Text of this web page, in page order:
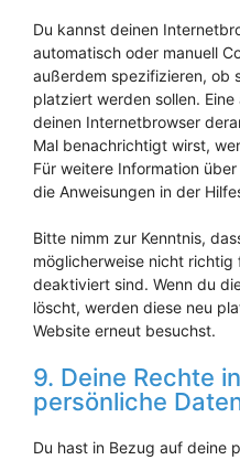
Du kannst deinen
automatisch oder manuell
außerdem spezifizieren, ob
platziert werden sollen.
deinen Internetbrowser
Mal benachrichtigt wirst,
Für weitere Information
die Anweisungen in der
Bitte nimm zur Kenntnis,
möglicherweise nicht
deaktiviert sind. Wenn du
löscht, werden diese neu
Website erneut besuchst.
9. Deine Rechte
persönliche
Du hast in Bezug auf deine